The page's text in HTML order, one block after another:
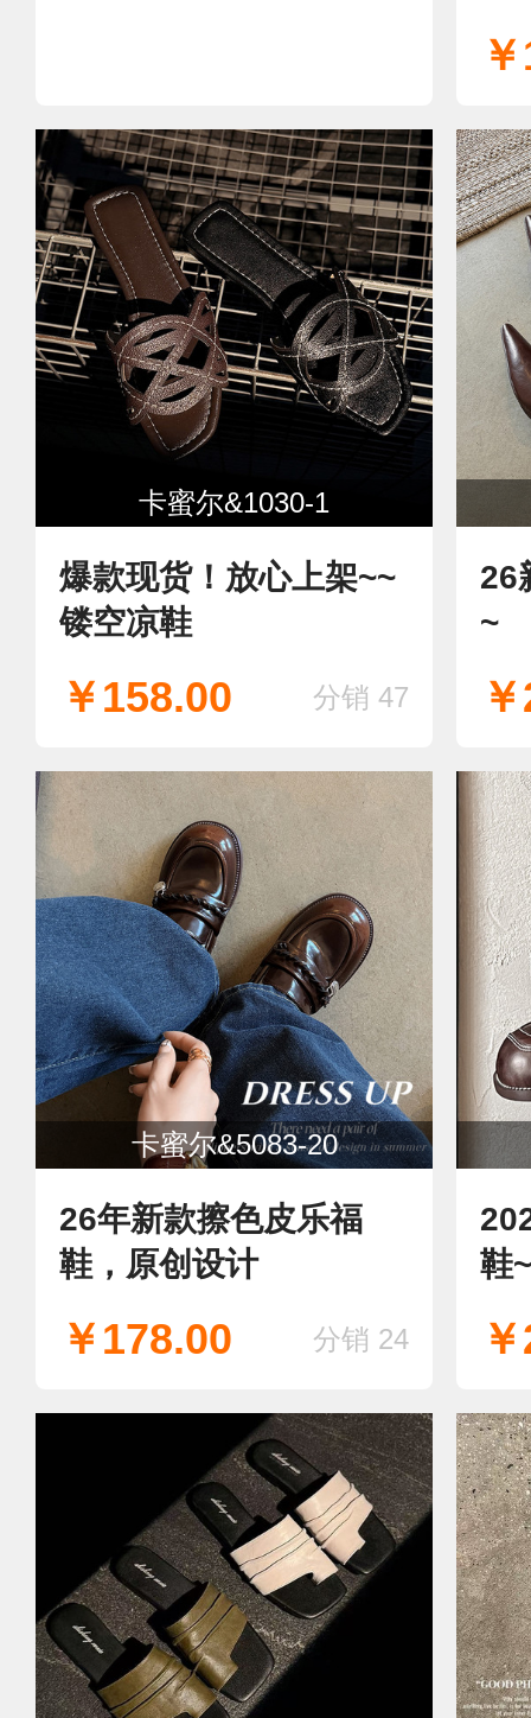
卡蜜尔&1030-1
爆款现货！放心上架~~
镂空凉鞋
￥158.00 分销 47
26
~
卡蜜尔&5083-20
26年新款擦色皮乐福
鞋，原创设计
￥178.00 分销 24
鞋